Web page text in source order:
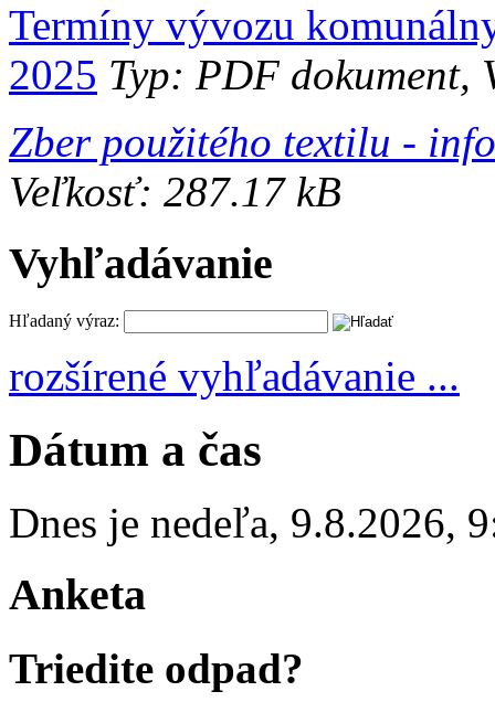
Termíny vývozu
2025 Typ: PDF dokument,
Zber použitého textilu -
Veľkosť: 287.17 kB
Vyhľadávanie
Hľadaný výraz:
rozšírené vyhľadávanie ...
Dátum a čas
Dnes je nedeľa, 9.8.2026,
Anketa
Triedite odpad?